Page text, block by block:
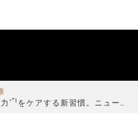
”*1 をケアする新習慣。ニュー…